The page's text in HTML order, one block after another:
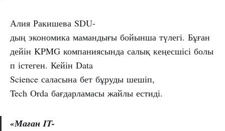
Алия Ракишева SDU-
дың экономика мамандығы бойынша түлегі. Бұған
дейін KPMG компаниясында салық кеңесшісі болы
п істеген. Кейін Data
Science саласына бет бұруды шешіп,
Tech Orda бағдарламасы жайлы естиді.
«Маған IT-